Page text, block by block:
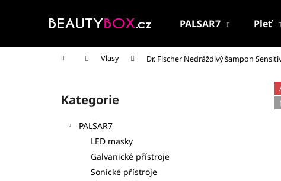
PALSAR7 Pleť
Domů Vlasy Dr. Fischer Nedráždivý šampon
Přeskočit
kategorie
Kategorie
PALSAR7
LED masky
Galvanické přístroje
Sonické přístroje
í
Zpět
do
Zpět
do